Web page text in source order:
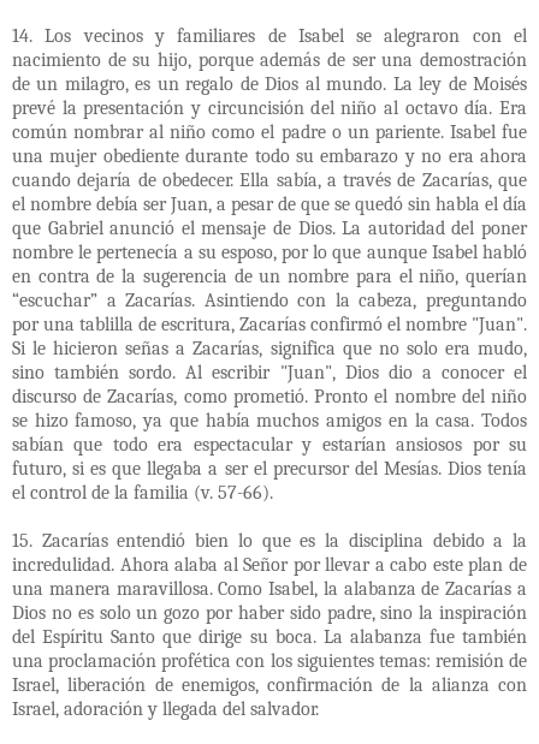
14. Los vecinos y familiares de Isabel se alegraron con el
nacimiento de su hijo, porque además de ser una demostración
de un milagro, es un regalo de Dios al mundo. La ley de Moisés
prevé la presentación y circuncisión del niño al octavo día. Era
común nombrar al niño como el padre o un pariente. Isabel fue
una mujer obediente durante todo su embarazo y no era ahora
cuando dejaría de obedecer. Ella sabía, a través de Zacarías, que
el nombre debía ser Juan, a pesar de que se quedó sin habla el día
que Gabriel anunció el mensaje de Dios. La autoridad del poner
nombre le pertenecía a su esposo, por lo que aunque Isabel habló
en contra de la sugerencia de un nombre para el niño, querían
“escuchar” a Zacarías. Asintiendo con la cabeza, preguntando
por una tablilla de escritura, Zacarías confirmó el nombre "Juan".
Si le hicieron señas a Zacarías, significa que no solo era mudo,
sino también sordo. Al escribir "Juan", Dios dio a conocer el
discurso de Zacarías, como prometió. Pronto el nombre del niño
se hizo famoso, ya que había muchos amigos en la casa. Todos
sabían que todo era espectacular y estarían ansiosos por su
futuro, si es que llegaba a ser el precursor del Mesías. Dios tenía
el control de la familia (v. 57-66).
15. Zacarías entendió bien lo que es la disciplina debido a la
incredulidad. Ahora alaba al Señor por llevar a cabo este plan de
una manera maravillosa. Como Isabel, la alabanza de Zacarías a
Dios no es solo un gozo por haber sido padre, sino la inspiración
del Espíritu Santo que dirige su boca. La alabanza fue también
una proclamación profética con los siguientes temas: remisión de
Israel, liberación de enemigos, confirmación de la alianza con
Israel, adoración y llegada del salvador.